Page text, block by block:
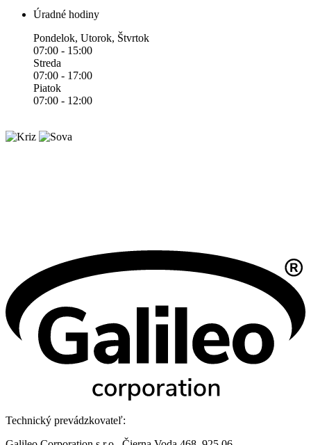
Úradné hodiny
Pondelok, Utorok, Štvrtok
07:00 - 15:00
Streda
07:00 - 17:00
Piatok
07:00 - 12:00
Technický prevádzkovateľ: